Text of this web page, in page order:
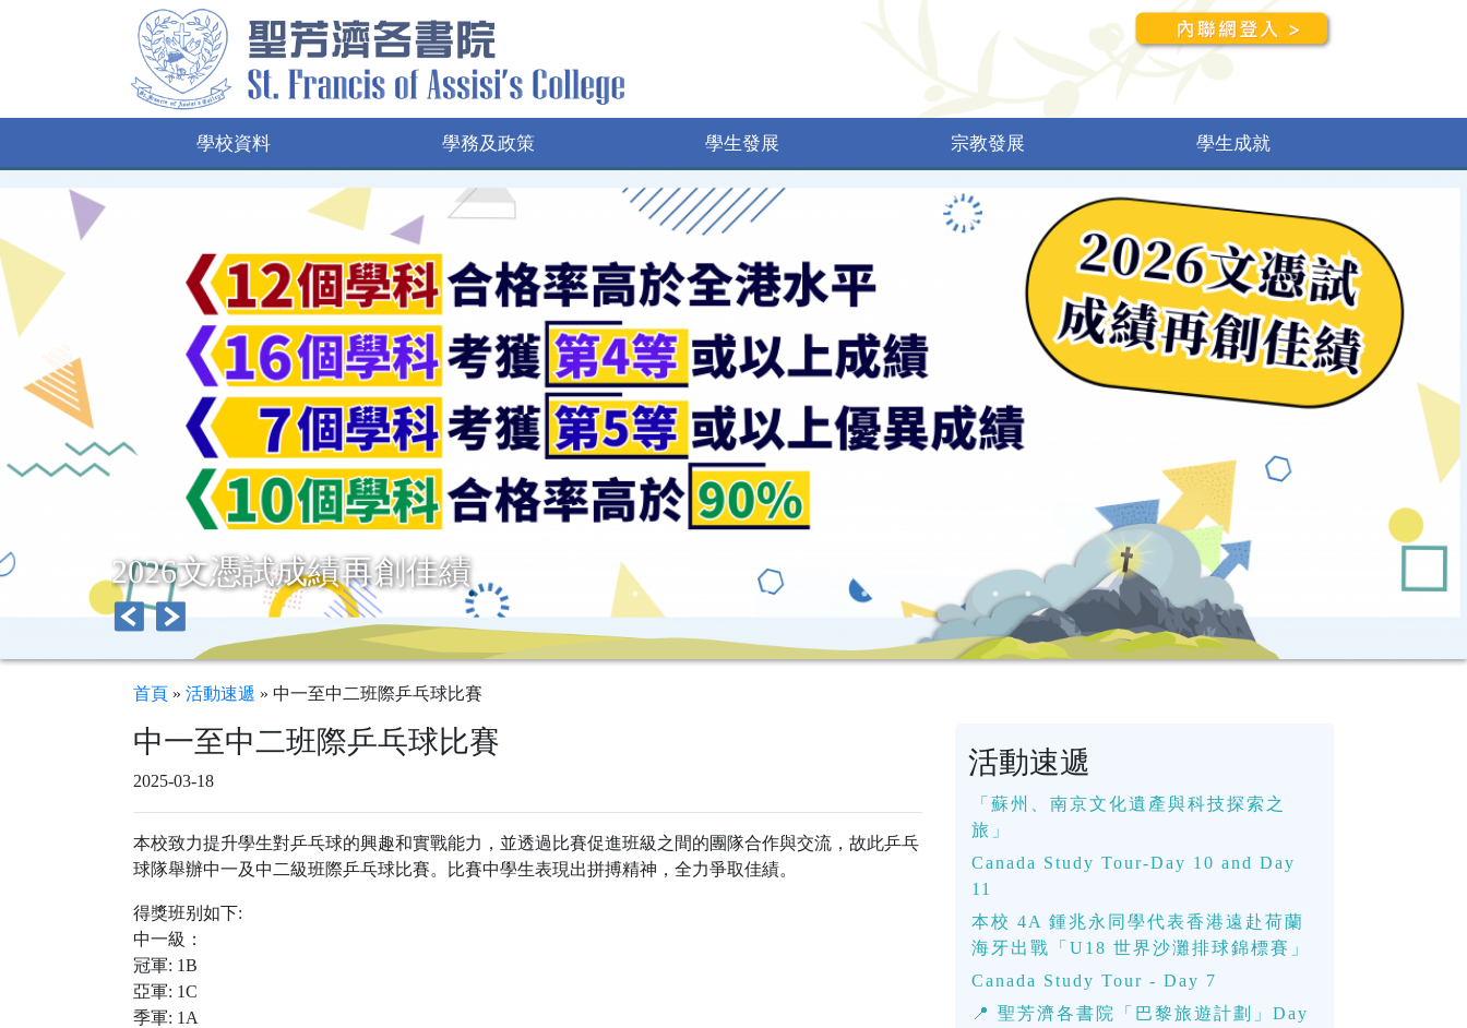
學校資料 學務及政策 學生發展 宗教發展 學生成就
2026文憑試成績再創佳績
首頁 » 活動速遞 » 中一至中二班際乒乓球比賽
中一至中二班際乒乓球比賽
2025-03-18
本校致力提升學生對乒乓球的興趣和實戰能力，並透過比賽促進班級之間的團隊合作與交流，故此乒乓
球隊舉辦中一及中二級班際乒乓球比賽。比賽中學生表現出拼搏精神，全力爭取佳績。
得獎班别如下:
中一級：
冠軍: 1B
亞軍: 1C
季軍: 1A
活動速遞
「蘇州、南京文化遺產與科技探索之
旅」
Canada Study Tour-Day 10 and Day
11
本校 4A 鍾兆永同學代表香港遠赴荷蘭
海牙出戰「U18 世界沙灘排球錦標賽」
Canada Study Tour - Day 7
📍 聖芳濟各書院「巴黎旅遊計劃」Day